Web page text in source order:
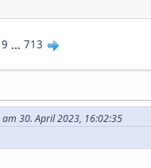
... 713
30. April 2023, 16:02:35